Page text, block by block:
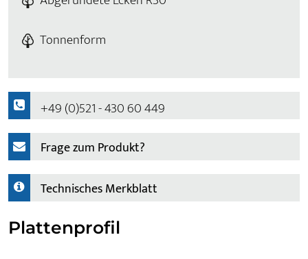
Tonnenform
+49 (0)521 - 430 60 449
Frage zum Produkt?
Technisches Merkblatt
Plattenprofil